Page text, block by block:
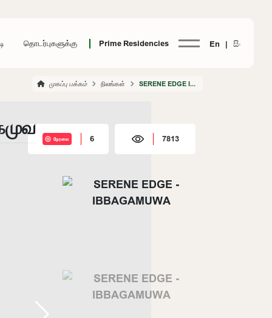
தொடர்புகளுக்கு Prime Residencies En | සිං
முகப்பு பக்கம் நிலங்கள் SERENE EDGE IBBAGAMUWA
நேரலை 6 7813